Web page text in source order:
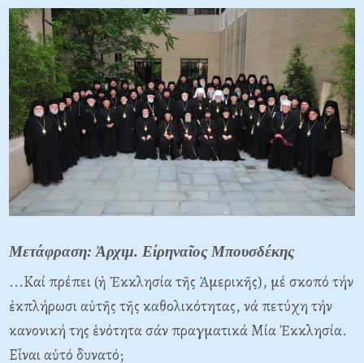
Μετάφραση: Ἀρχιμ. Εἰρηναῖος Μπουσδέκης
...Καί πρέπει (ἡ Ἐκκλησία τῆς Ἀμερικῆς), μέ σκοπό τήν
ἐκπλήρωσι αὐτῆς τῆς καθολικότητας, νά πετύχη τήν
κανονική της ἑνότητα σάν πραγματικά Μία Ἐκκλησία.
Εἶναι αὐτό δυνατό;